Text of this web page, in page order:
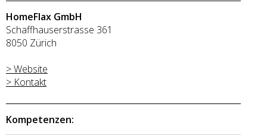
HomeFlax GmbH
Schaffhauserstrasse 361
8050 Zürich
> Website
> Kontakt
Kompetenzen: